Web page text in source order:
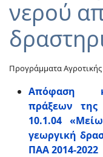
νερού
Προγράμματα
Απόφαση
πράξεων
10.1.04
γεωργική
ΠΑΑ 2014-2022